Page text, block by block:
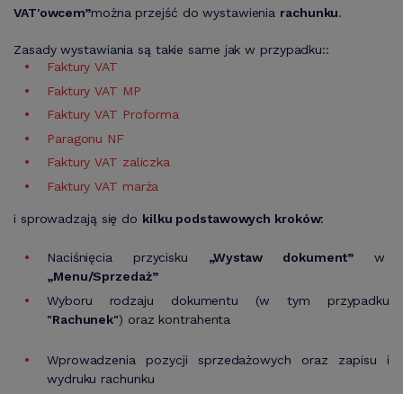
VAT'owcem”można przejść do wystawienia rachunku.
Zasady wystawiania są takie same jak w przypadku::
Faktury VAT
Faktury VAT MP
Faktury VAT Proforma
Paragonu NF
Faktury VAT zaliczka
Faktury VAT marża
i sprowadzają się do kilku podstawowych kroków:
Naciśnięcia przycisku „Wystaw dokument” w
„Menu/Sprzedaż”
Wyboru rodzaju dokumentu (w tym przypadku
"Rachunek") oraz kontrahenta
Wprowadzenia pozycji sprzedażowych oraz zapisu i
wydruku rachunku